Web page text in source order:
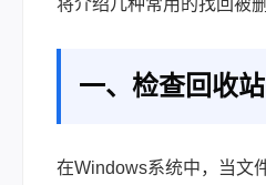
将介绍几种常用的找回被
一、检查回收站
在Windows系统中，当文